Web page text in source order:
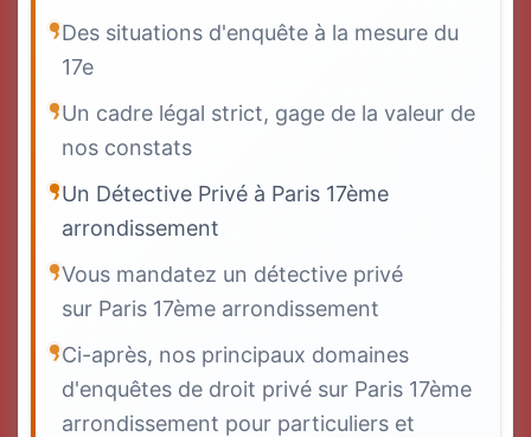
Des situations d'enquête à la mesure du
17e
Un cadre légal strict, gage de la valeur de
nos constats
Un Détective Privé à Paris 17ème
arrondissement
Vous mandatez un détective privé
sur Paris 17ème arrondissement
Ci-après, nos principaux domaines
d'enquêtes de droit privé sur Paris 17ème
arrondissement pour particuliers et